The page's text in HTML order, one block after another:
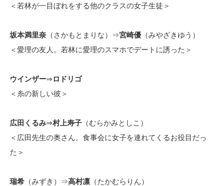
＜若林が一目ぼれをする他のクラスの女子生徒＞
坂本満里奈 （さかもとまりな）⇒宮崎優 （みやざきゆう）
＜愛理の友人。若林に愛理のスマホでデートに誘った＞
ウインザー⇒ロドリゴ
＜糸の新しい彼＞
広田くるみ⇒村上寿子 （むらかみとしこ）
＜広田先生の奥さん。食事会に女子を連れてくるお役目だっ
た＞
瑞希 （みずき）⇒高村凛 （たかむらりん）